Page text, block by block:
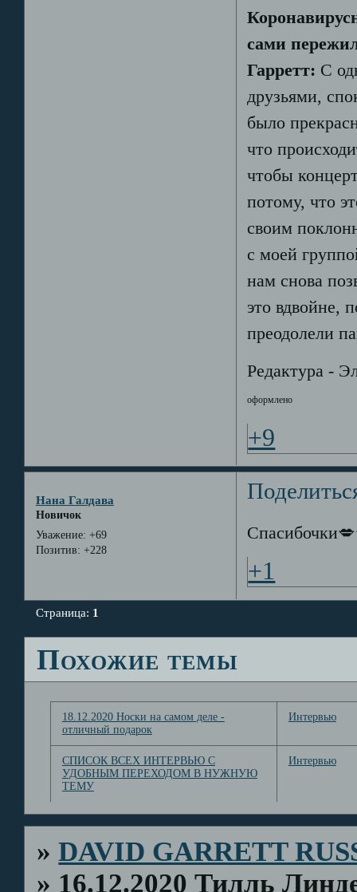
сами
Гарретт: С
друзьями,
было
что
чтобы
потому, что
своим
с моей
нам снова
это вдвойне,
преодолели
Редактура -
оформлено
+9
Нана Галдава
Новичок
Уважение: +69
Позитив: +228
+1
Страница: 1
Похожие темы
18.12.2020 Носки на самом деле -
отличный подарок
Интервью
СПИСОК ВСЕХ ИНТЕРВЬЮ С
УДОБНЫМ ПЕРЕХОДОМ В НУЖНУЮ
ТЕМУ
Интервью
»DAVID GARRETT
» 16.12.2020 Тилль